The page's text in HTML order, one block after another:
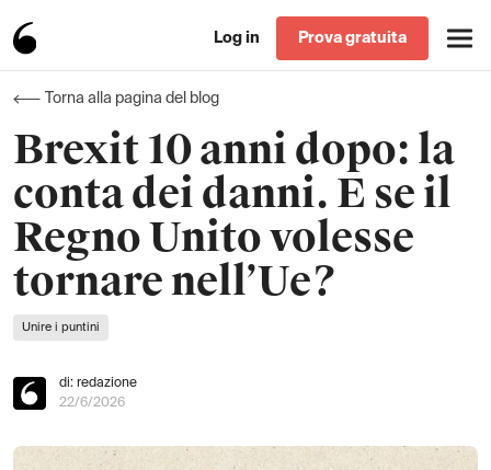
Log in Prova gratuita
Torna alla pagina del blog
Brexit 10 anni dopo: la
conta dei danni. E se il
Regno Unito volesse
tornare nell’Ue?
Unire i puntini
di: redazione
22/6/2026